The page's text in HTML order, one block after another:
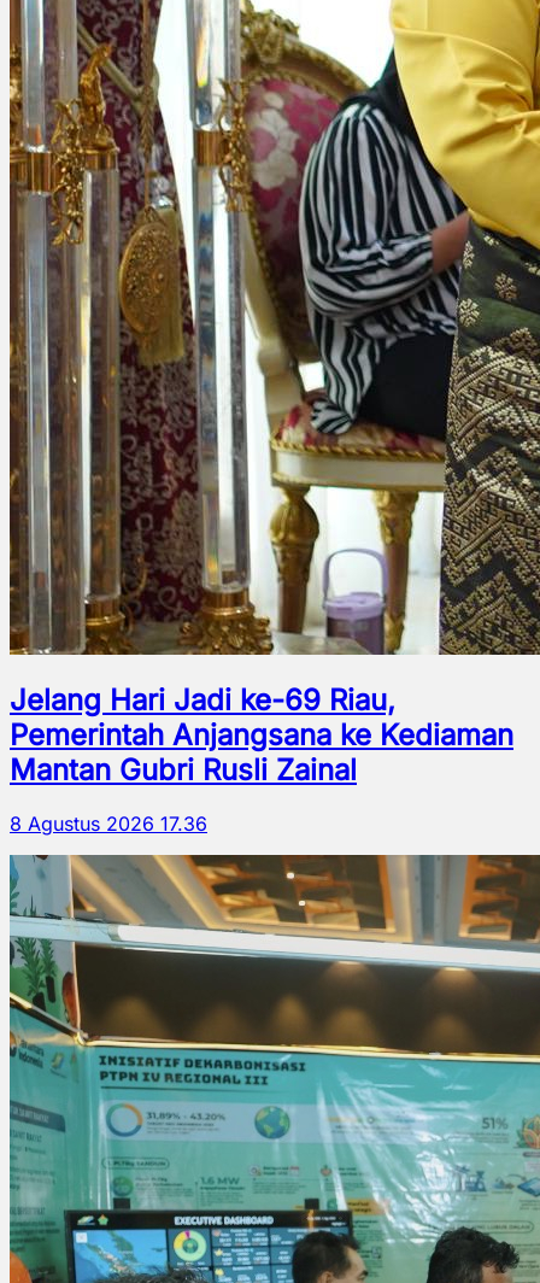
Jelang Hari Jadi ke-69 Riau,
Pemerintah Anjangsana ke Kediaman
Mantan Gubri Rusli Zainal
8 Agustus 2026 17.36